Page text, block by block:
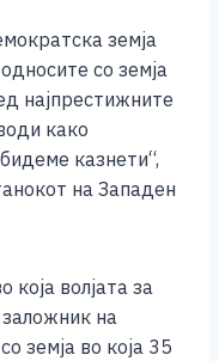
земја
со земја
најпрестижните
како
казнети“,
на Западен
која волјата за
на
земја во која 35